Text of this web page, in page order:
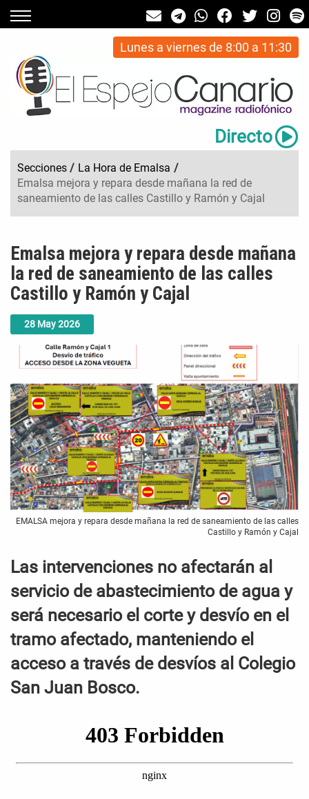
Lunes a viernes de 8:00 a 11:30
Directo
Secciones / La Hora de Emalsa /
Emalsa mejora y repara desde mañana la red de
saneamiento de las calles Castillo y Ramón y Cajal
28 May2026
Emalsa mejora y repara desde mañana
la red de saneamiento de las calles
Castillo y Ramón y Cajal
EMALSA mejora y repara desde mañana la red de saneamiento de las calles
Castillo y Ramón y Cajal
Las intervenciones no afectarán al
servicio de abastecimiento de agua y
será necesario el corte y desvío en el
tramo afectado, manteniendo el
acceso a través de desvíos al Colegio
San Juan Bosco.